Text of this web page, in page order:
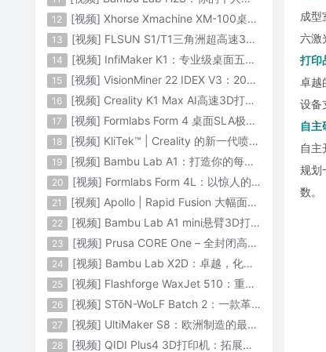
成型
六激
打印
卓越
设备
自主
自
规划
数。
12 [视频] Xhorse Xmachine XM-100桌面级五轴CNC机床：卓越的精度和效率
13 [视频] FLSUN S1/T1三角洲超高速3D打印机 打印速度1200mm/s
14 [视频] InfiMaker K1：专业级桌面五轴数控机床
15 [视频] VisionMiner 22 IDEX V3：2024年最佳工程材料3D打印机
16 [视频] Creality K1 Max AI高速3D打印机：600mm/s打印速度 史诗般的飞跃
17 [视频] Formlabs Form 4 桌面SLA极速3D打印机 工业级打印质量
18 [视频] KliTek™ | Creality 的新一代喷嘴更换系统
19 [视频] Bambu Lab A1：打造你的每一份热爱
20 [视频] Formlabs Form 4L：以惊人的速度获得工业级部件
21 [视频] Apollo | Rapid Fusion 大幅面颗粒3D打印系统
22 [视频] Bambu Lab A1 mini悬臂3D打印机：让多色打印成为标配
23 [视频] Prusa CORE One – 全封闭高速CoreXY 3D打印机配备主动腔体温度控制
24 [视频] Bambu Lab X2D：卓越，化繁为简！
25 [视频] Flashforge WaxJet 510：重新定义精度 专为K金珠宝铸造而生
26 [视频] STōN-WoLF Batch 2：一款革命性的“飞行龙门架”3D打印机
27 [视频] UltiMaker S8：欧洲制造的最快的桌面双材料专业3D打印机
28 [视频] QIDI Plus4 3D打印机：拓展您的想象力